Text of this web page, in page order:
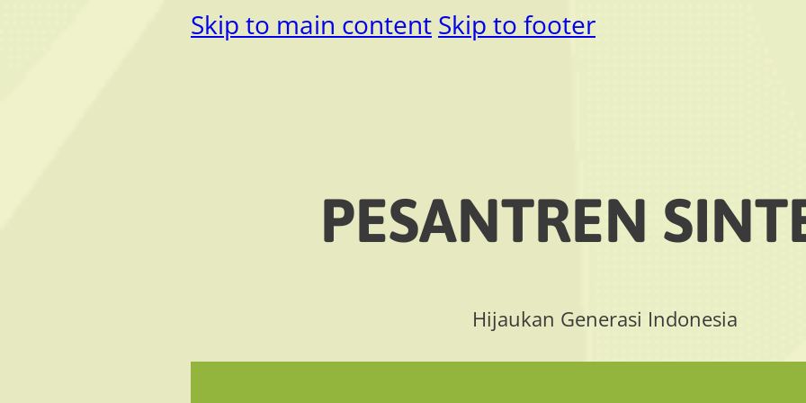
Skip to main content Skip to footer
PESANTREN
Hijaukan Generasi Indonesia